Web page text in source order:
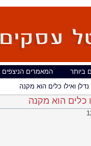
ביותר המאמרים הניצפים
נדלן ואילו כלים הוא מקנה
כלים הוא מקנה